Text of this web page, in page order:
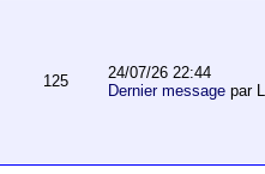
125
24/07/26 22:44
Dernier messagepar